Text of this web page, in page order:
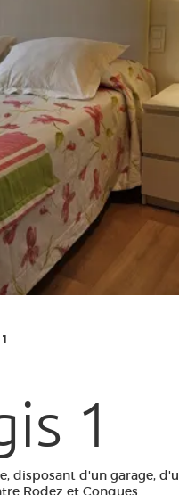
1
disposant d'un garage,
Rodez et Conques.